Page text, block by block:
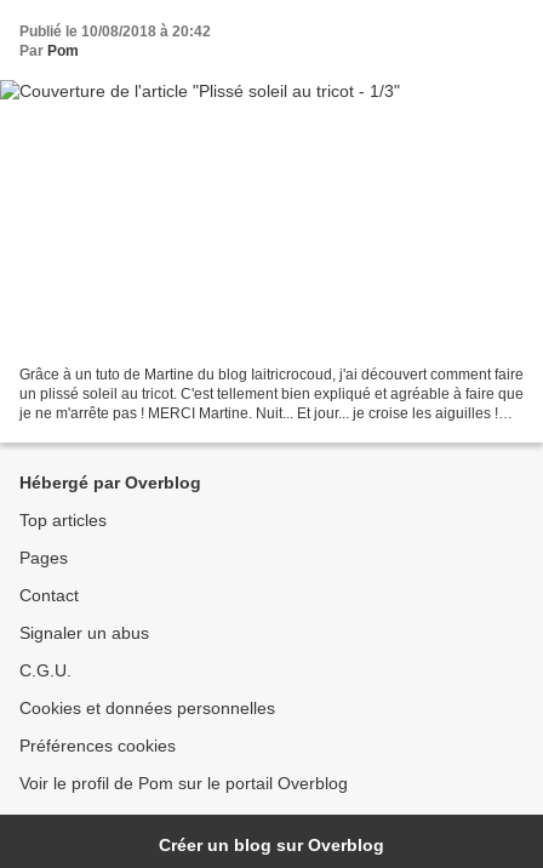
Publié le 10/08/2018 à 20:42
Par Pom
Grâce à un tuto de Martine du blog Iaitricrocoud, j'ai découvert comment faire
un plissé soleil au tricot. C'est tellement bien expliqué et agréable à faire que
je ne m'arrête pas ! MERCI Martine. Nuit... Et jour... je croise les aiguilles !
Hébergé par Overblog
Top articles
Pages
Contact
Signaler un abus
C.G.U.
Cookies et données personnelles
Préférences cookies
Voir le profil de Pom sur le portail Overblog
Créer un blog sur Overblog